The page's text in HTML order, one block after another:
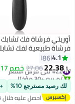
أوريتي فرشاة فك تشابك
فرشاة طبيعية لفك
المجعد والمجعد، لون
4.1
86
﷼‏22.38
27.06خصم 17% #22 في فرش الشعر
تم بيع +30 مؤخرًا
#22 في فرش الشعر
لك رصيد مسترجع 10% + 2
احصل عليه خلال